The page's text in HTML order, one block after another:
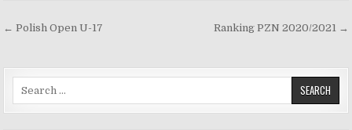
Nawigacja wpisu Ranking PZN 2020/2021 →
← Polish Open U-17